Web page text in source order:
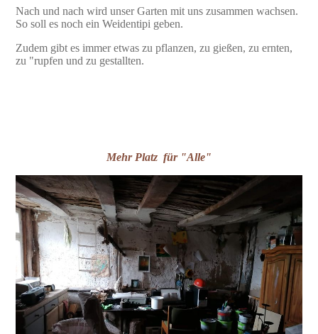
Nach und nach wird unser Garten mit uns zusammen wachsen.
So soll es noch ein Weidentipi geben.
Zudem gibt es immer etwas zu pflanzen, zu gießen, zu ernten,
zu "rupfen und zu gestallten.
Mehr Platz für "Alle"